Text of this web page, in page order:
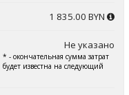
1 835.00 BYN
Не указано
* - окончательная сумма затрат
будет известна на следующий